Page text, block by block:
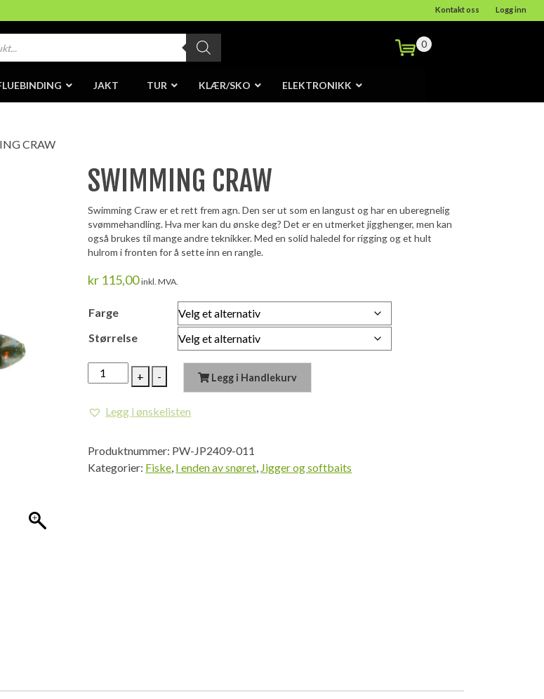
Kontakt oss Logg inn
0
JAKT TUR KLÆR/SKO ELEKTRONIKK
CRAW
SWIMMING CRAW
Swimming Craw er et rett frem agn. Den ser ut som en langust og har en uberegnelig
svømmehandling. Hva mer kan du ønske deg? Det er en utmerket jigghenger, men kan
også brukes til mange andre teknikker. Med en solid haledel for rigging og et hult
hulrom i fronten for å sette inn en rangle.
kr 115,00 inkl. MVA.
Farge
Størrelse
+
SWIMMING
CRAW
- Legg i Handlekurv
Legg i ønskelisten
Produktnummer: PW-JP2409-011
Kategorier: Fiske, I enden av snøret, Jigger og softbaits